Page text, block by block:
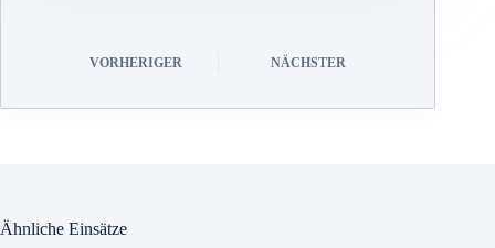
VORHERIGER NÄCHSTER
Ähnliche Einsätze